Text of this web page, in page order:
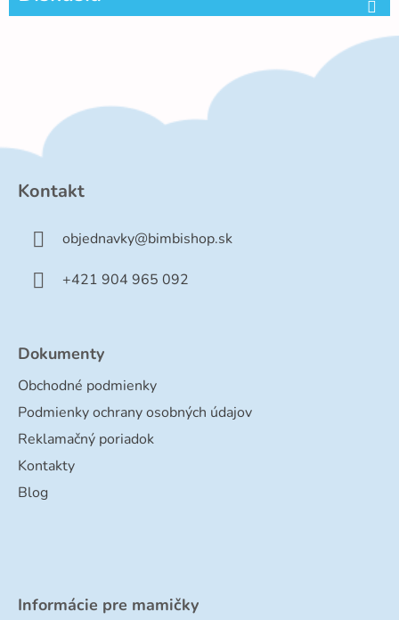
Kontakt
objednavky@bimbishop.sk
+421 904 965 092
Dokumenty
Obchodné podmienky
Podmienky ochrany osobných údajov
Reklamačný poriadok
Kontakty
Blog
Informácie pre mamičky